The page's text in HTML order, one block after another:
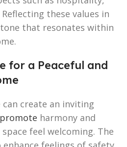
these values in
that resonates within
for a Peaceful and
can create an inviting
promote harmony and
feel welcoming. The